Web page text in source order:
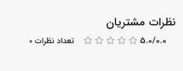
نظرات مشتریان
5.0/0.0 تعداد نظرات 0